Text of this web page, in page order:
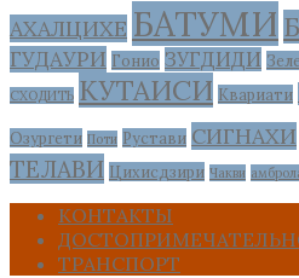
АХАЛЦИХЕ БАТУМИ
ГУДАУРИ Гонио ЗУГДИДИ
СХОДИТЬ КУТАИСИ Квариати
Озургети Поти Рустави СИГНАХИ
ТЕЛАВИ Цихисдзири Чакви
КОНТАКТЫ
ТРАНСПОРТ